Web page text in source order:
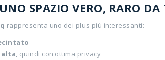
SPAZIO VERO, RARO DA
rappresenta uno dei plus più interessanti:
alta, quindi con ottima privacy